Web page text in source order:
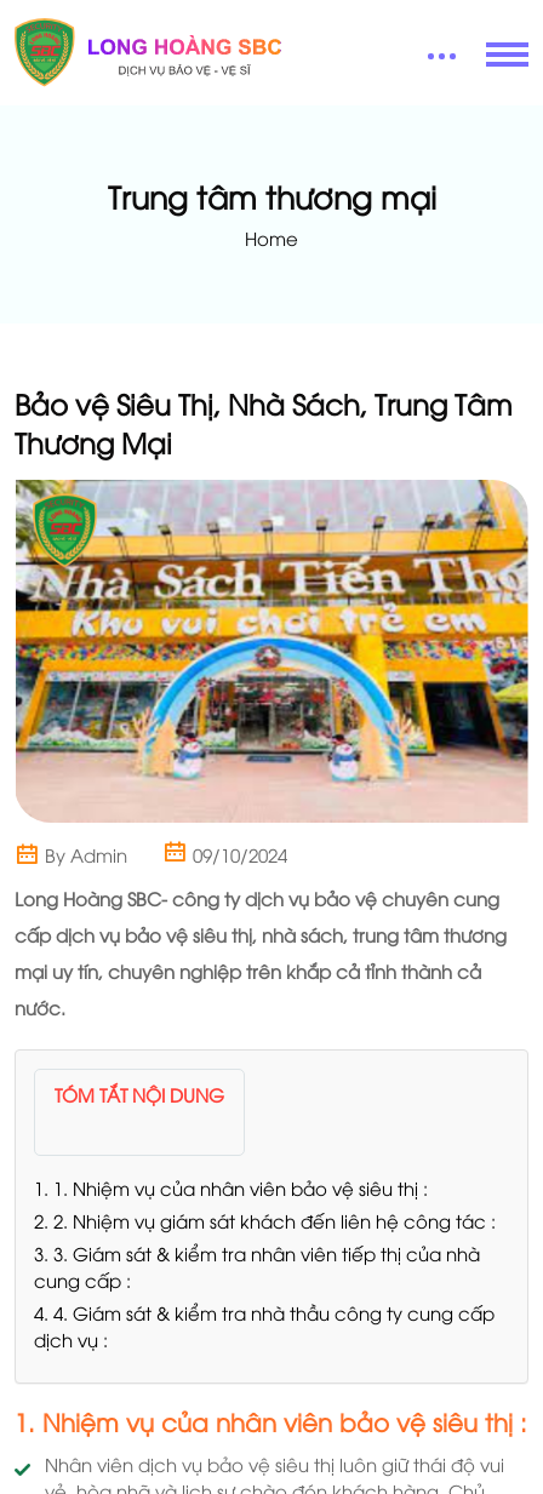
Trung tâm thương mại
Home
Bảo vệ Siêu Thị, Nhà Sách, Trung Tâm
Thương Mại
By Admin
09/10/2024
Long Hoàng SBC- công ty dịch vụ bảo vệ chuyên cung
cấp dịch vụ bảo vệ siêu thị, nhà sách, trung tâm thương
mại uy tín, chuyên nghiệp trên khắp cả tỉnh thành cả
nước.
TÓM TẮT NỘI DUNG
1. 1. Nhiệm vụ của nhân viên bảo vệ siêu thị :
2. 2. Nhiệm vụ giám sát khách đến liên hệ công tác :
3. 3. Giám sát & kiểm tra nhân viên tiếp thị của nhà
cung cấp :
4. 4. Giám sát & kiểm tra nhà thầu công ty cung cấp
dịch vụ :
1. Nhiệm vụ của nhân viên bảo vệ siêu thị :
Nhân viên dịch vụ bảo vệ siêu thị luôn giữ thái độ vui